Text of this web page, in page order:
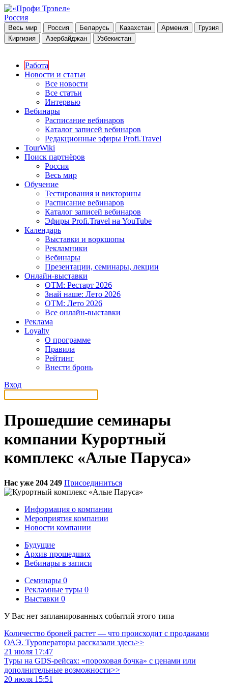
Россия
Весь мир Россия Беларусь Казахстан Армения
Грузия
Киргизия
Азербайджан Узбекистан
Работа
Новости и статьи
Все новости
Все статьи
Интервью
Вебинары
Расписание вебинаров
Каталог записей вебинаров
Редакционные эфиры Profi.Travel
TourWiki
Поиск партнёров
Россия
Весь мир
Обучение
Тестирования и викторины
Расписание вебинаров
Каталог записей вебинаров
Эфиры Profi.Travel на YouTube
Календарь
Выставки и воркшопы
Рекламники
Вебинары
Презентации, семинары, лекции
Онлайн-выставки
OTM: Рестарт 2026
Знай наше: Лето 2026
OTM: Лето 2026
Все онлайн-выставки
Реклама
Loyalty
О программе
Правила
Рейтинг
Внести бронь
Вход
Прошедшие семинары
компании Курортный
комплекс «Алые Паруса»
Нас уже 204 249 Присоединиться
Информация о компании
Мероприятия компании
Новости компании
Будущие
Архив прошедших
Вебинары в записи
Семинары 0
Рекламные туры 0
Выставки 0
У Вас нет запланированных событий этого типа
Количество броней растет — что происходит с продажами
ОАЭ. Туроператоры рассказали здесь>>
21 июля 17:47
Туры на GDS-рейсах: «пороховая бочка» с ценами или
дополнительные возможности>>
20 июля 15:51